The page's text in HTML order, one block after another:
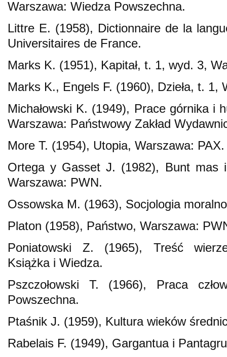
Warszawa: Wiedza Powszechna.
Littre E. (1958), Dictionnaire de la
Universitaires de France.
Marks K. (1951), Kapitał, t. 1, wyd. 3,
Marks K., Engels F. (1960), Dzieła, t. 1,
Michałowski K. (1949), Prace górnika i
Warszawa: Państwowy Zakład
More T. (1954), Utopia, Warszawa: PAX.
Ortega y Gasset J. (1982), Bunt mas
Warszawa: PWN.
Ossowska M. (1963), Socjologia
Platon (1958), Państwo, Warszawa:
Poniatowski Z. (1965), Treść
Książka i Wiedza.
Pszczołowski T. (1966), Praca
Powszechna.
Ptaśnik J. (1959), Kultura wieków
Rabelais F. (1949), Gargantua i